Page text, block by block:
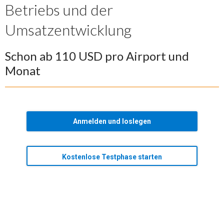
Betriebs und der
Umsatzentwicklung
Schon ab 110 USD pro Airport und
Monat
Anmelden und loslegen
Kostenlose Testphase starten